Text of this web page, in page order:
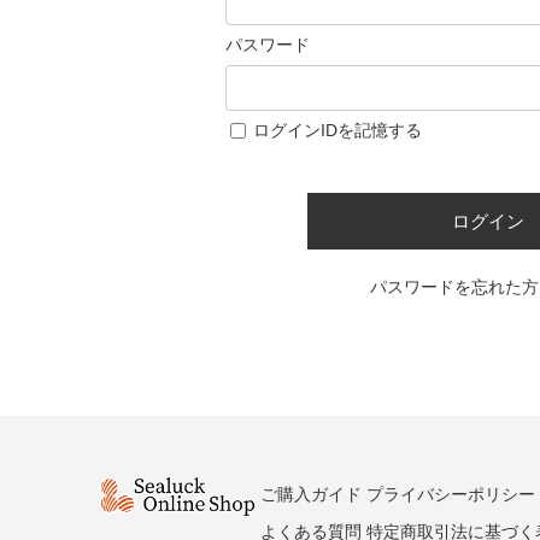
パスワード
ログインIDを記憶する
ログイン
パスワードを忘れた
ご購入ガイド
よくある質問
プライバシーポリシー
特定商取引法に基づく